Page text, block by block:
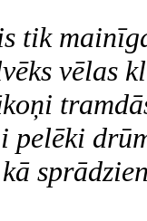
tik
vēlas
pelēki